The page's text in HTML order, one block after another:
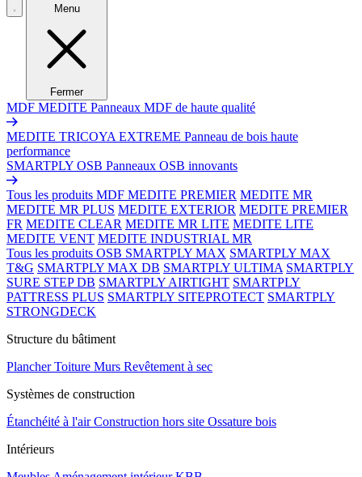
Menu
Fermer
MDF MEDITE Panneaux MDF de haute qualité
MEDITE TRICOYA EXTREME Panneau de bois haute
performance
SMARTPLY OSB Panneaux OSB innovants
Tous les produits MDF MEDITE PREMIER MEDITE MR
MEDITE MR PLUS MEDITE EXTERIOR MEDITE PREMIER
FR MEDITE CLEAR MEDITE MR LITE MEDITE LITE
MEDITE VENT MEDITE INDUSTRIAL MR
Tous les produits OSB SMARTPLY MAX SMARTPLY MAX
T&G SMARTPLY MAX DB SMARTPLY ULTIMA SMARTPLY
SURE STEP DB SMARTPLY AIRTIGHT SMARTPLY
PATTRESS PLUS SMARTPLY SITEPROTECT SMARTPLY
STRONGDECK
Structure du bâtiment
PlancherToiture Murs Revêtement à sec
Systèmes de construction
Étanchéité à l'airConstruction hors site Ossature bois
Intérieurs